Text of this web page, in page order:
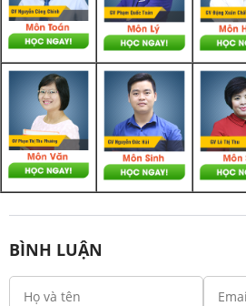
BÌNH LUẬN